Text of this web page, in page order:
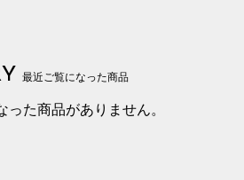
最近ご覧になった商品
った商品がありません。